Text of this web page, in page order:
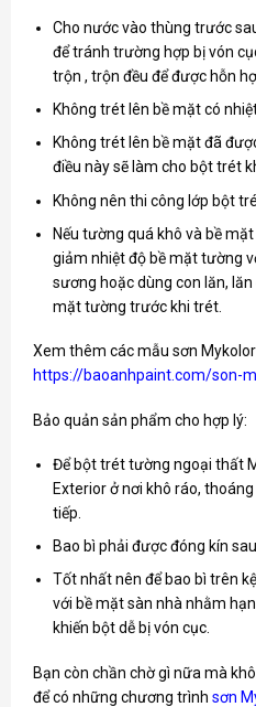
Cho nước vào thùng trước
để tránh trường hợp bị vón
trộn , trộn đều để được hỗn
Không trét lên bề mặt có
Không trét lên bề mặt đã
điều này sẽ làm cho bột trét
Không nên thi công lớp bột
Nếu tường quá khô và bề
giảm nhiệt độ bề mặt tường
sương hoặc dùng con lăn,
mặt tường trước khi trét.
Xem thêm các mẫu sơn
https://baoanhpaint.com/son-
Bảo quản sản phẩm cho hợp lý:
Để bột trét tường ngoại thất
Exterior ở nơi khô ráo,
tiếp.
Bao bì phải được đóng kín
Tốt nhất nên để bao bì trên
với bề mặt sàn nhà nhằm
khiến bột dễ bị vón cục.
Bạn còn chần chờ gì nữa mà
để có những chương trình sơn